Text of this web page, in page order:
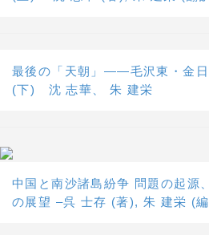
最後の「天朝」――毛沢東・金
(下) 沈 志華、 朱 建栄
中国と南沙諸島紛争 問題の起源
の展望 –呉 士存 (著), 朱 建栄 (